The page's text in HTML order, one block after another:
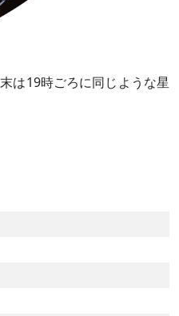
は19時ごろに同じような星